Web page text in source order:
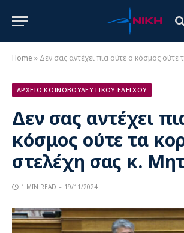
Home » Δεν σας αντέχει πια ούτε ο κόσμος ούτε τα
ΑΡΧΕΙΟ ΚΟΙΝΟΒΟΥΛΕΥΤΙΚΟΥ ΕΛΕΓΧΟΥ
Δεν σας αντέχει
κόσμος ούτε τα
στελέχη σας κ.
1 MIN READ 19/11/2024